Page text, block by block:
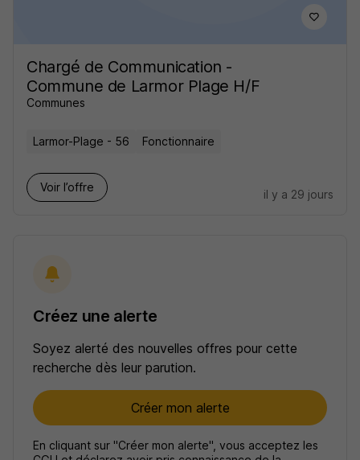
Chargé de Communication -
Commune de Larmor Plage H/F
Communes
Larmor-Plage - 56 Fonctionnaire
Voir l’offre
il y a 29 jours
Créez une alerte
Soyez alerté des nouvelles offres pour cette
recherche dès leur parution.
Créer mon alerte
En cliquant sur "Créer mon alerte", vous acceptez les